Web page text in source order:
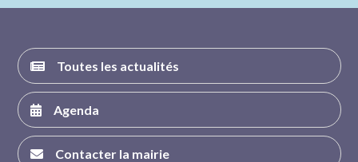
Toutes les actualités
Agenda
Contacter la mairie